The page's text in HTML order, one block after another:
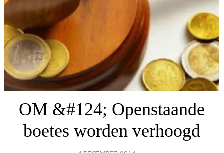
OM &#124; Openstaande
boetes worden verhoogd